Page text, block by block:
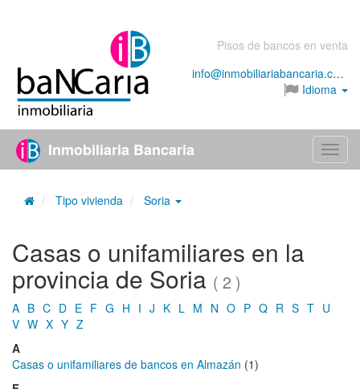
Pisos de bancos en venta
info@inmobiliariabancaria.com
Idioma
Menú
Inmobiliaria Bancaria
Tipo vivienda Soria
Casas o unifamiliares en la
provincia de Soria ( 2 )
A B C D E F G H I J K L M N O P Q R S T U
V W X Y Z
A
Casas o unifamiliares de bancos en Almazán (1)